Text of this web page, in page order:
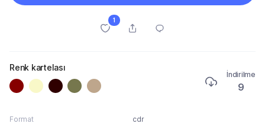
1
Renk kartelası
İndirilme
9
Format
cdr